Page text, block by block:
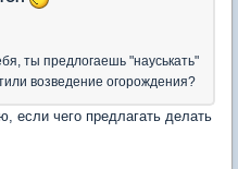
ты предлогаешь "науськать"
возведение огорождения?
если чего предлагать делать